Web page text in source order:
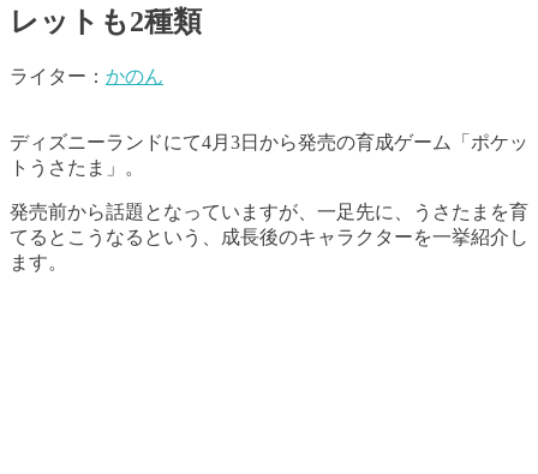
レットも2種類
ライター： かのん
ディズニーランドにて4月3日から発売の育成ゲーム「ポケッ
トうさたま」。
発売前から話題となっていますが、一足先に、うさたまを育
てるとこうなるという、成長後のキャラクターを一挙紹介し
ます。